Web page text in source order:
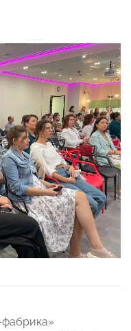
фабрика»